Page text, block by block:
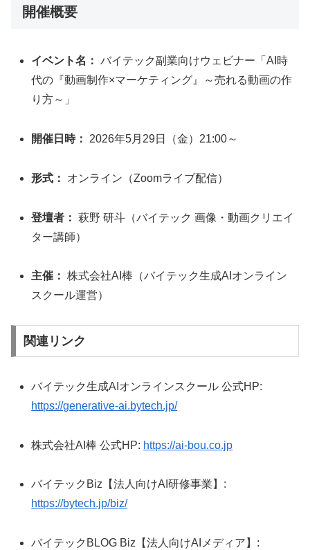
開催概要
イベント名： バイテック副業向けウェビナー「AI時
代の『動画制作×マーケティング』～売れる動画の作
り方～」
開催日時： 2026年5月29日（金）21:00～
形式： オンライン（Zoomライブ配信）
登壇者： 萩野 研斗（バイテック 画像・動画クリエイ
ター講師）
主催： 株式会社AI棒（バイテック生成AIオンライン
スクール運営）
関連リンク
バイテック生成AIオンラインスクール 公式HP:
https://generative-ai.bytech.jp/
株式会社AI棒 公式HP: https://ai-bou.co.jp
バイテックBiz【法人向けAI研修事業】:
https://bytech.jp/biz/
バイテックBLOG Biz【法人向けAIメディア】: